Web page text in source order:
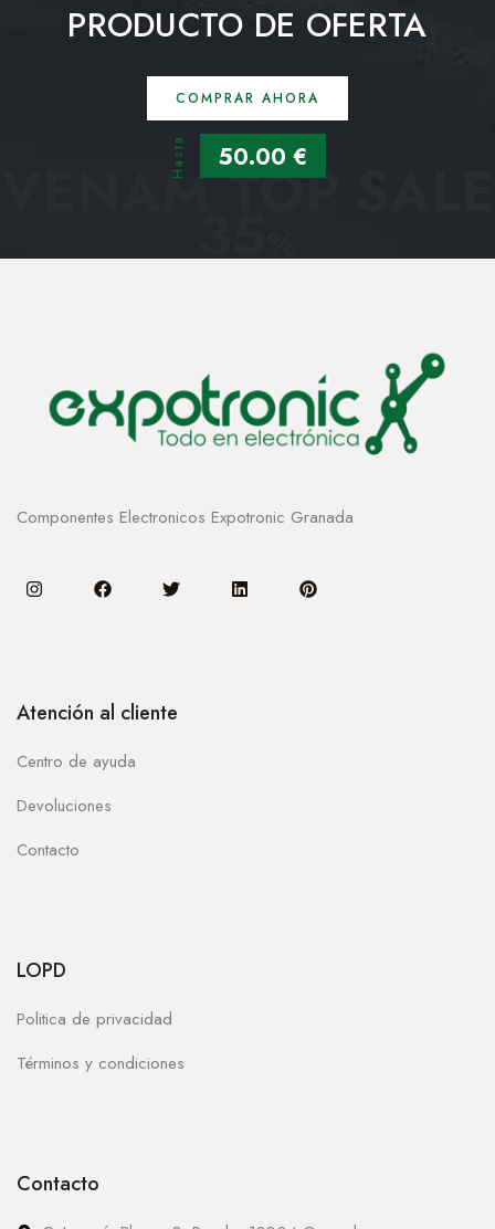
PRODUCTO DE OFERTA
COMPRAR AHORA
Hasta 50.00 €
VENAM TOP SALE
35
Componentes Electronicos Expotronic Granada
Atención al cliente
Centro de ayuda
Devoluciones
Contacto
LOPD
Politica de privacidad
Términos y condiciones
Contacto